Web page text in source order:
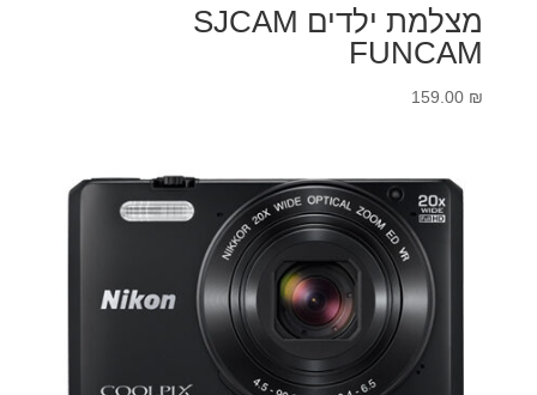
מצלמת ילדים SJCAM
FUNCAM
159.00 ₪